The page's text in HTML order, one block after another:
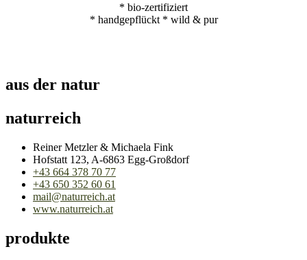
* bio-zertifiziert
* handgepflückt * wild & pur
aus der natur
naturreich
Reiner Metzler & Michaela Fink
Hofstatt 123, A-6863 Egg-Großdorf
+43 664 378 70 77
+43 650 352 60 61
mail@naturreich.at
www.naturreich.at
produkte